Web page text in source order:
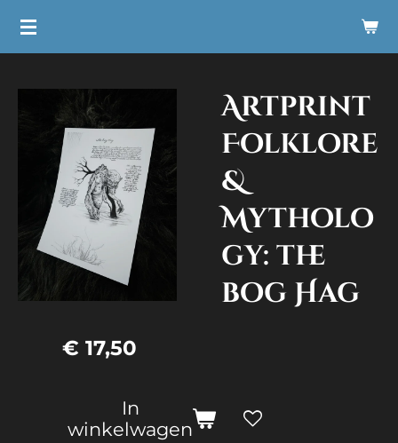
Ga
hoofdinhoud
Artprint
Folklore
&
Mytholo
gy: the
bog Hag
€ 17,50
In
winkelwagen